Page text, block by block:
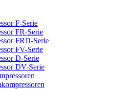
F-Serie
FR-Serie
FRD-Serie
FV-Serie
D-Serie
DV-Serie